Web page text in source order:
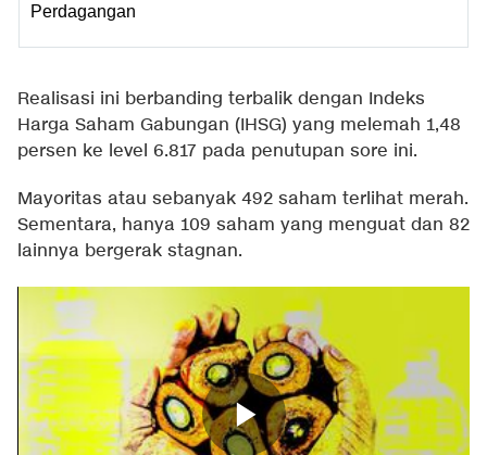
Perdagangan
Realisasi ini berbanding terbalik dengan Indeks
Harga Saham Gabungan (IHSG) yang melemah 1,48
persen ke level 6.817 pada penutupan sore ini.
Mayoritas atau sebanyak 492 saham terlihat merah.
Sementara, hanya 109 saham yang menguat dan 82
lainnya bergerak stagnan.